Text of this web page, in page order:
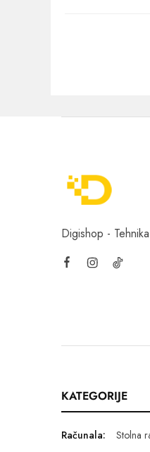
Digishop -
KATEGORIJE
Računala: Stolna